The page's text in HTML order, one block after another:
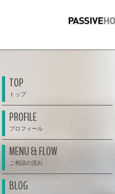
TOP
PROFILE
MENU & FLOW
BLOG